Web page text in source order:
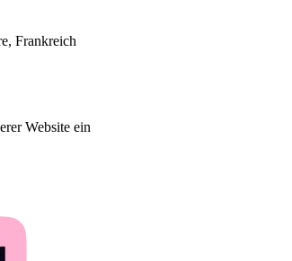
Frankreich
Website ein